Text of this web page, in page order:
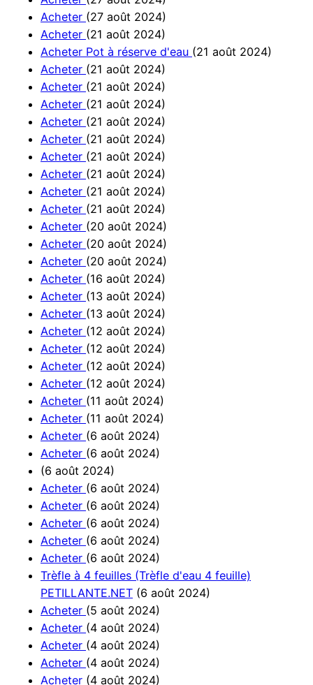
Acheter (27 août 2024)
Acheter (21 août 2024)
Acheter Pot à réserve d'eau (21 août 2024)
Acheter (21 août 2024)
Acheter (21 août 2024)
Acheter (21 août 2024)
Acheter (21 août 2024)
Acheter (21 août 2024)
Acheter (21 août 2024)
Acheter (21 août 2024)
Acheter (21 août 2024)
Acheter (21 août 2024)
Acheter (20 août 2024)
Acheter (20 août 2024)
Acheter (20 août 2024)
Acheter (16 août 2024)
Acheter (13 août 2024)
Acheter (13 août 2024)
Acheter (12 août 2024)
Acheter (12 août 2024)
Acheter (12 août 2024)
Acheter (12 août 2024)
Acheter (11 août 2024)
Acheter (11 août 2024)
Acheter (6 août 2024)
Acheter (6 août 2024)
(6 août 2024)
Acheter (6 août 2024)
Acheter (6 août 2024)
Acheter (6 août 2024)
Acheter (6 août 2024)
Acheter (6 août 2024)
Trèfle à 4 feuilles (Trèfle d'eau 4 feuille)
PETILLANTE.NET (6 août 2024)
Acheter (5 août 2024)
Acheter (4 août 2024)
Acheter (4 août 2024)
Acheter (4 août 2024)
Acheter (4 août 2024)